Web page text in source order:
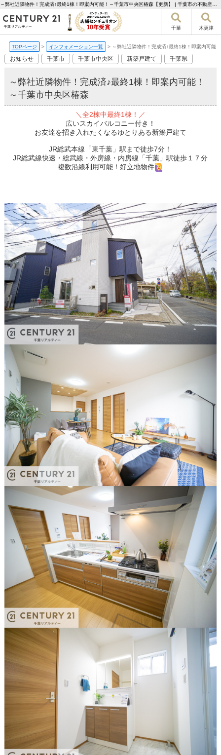
千葉 木更津
TOPページ > インフォメーション一覧 > ～弊社近隣物件！完成済♪最終1棟！即案内可能
お知らせ 千葉市 千葉市中央区 新築戸建て 千葉県
～弊社近隣物件！完成済♪最終1棟！即案内可能！
～千葉市中央区椿森
＼全2棟中最終1棟！／
広いスカイバルコニー付き！
お友達を招き入れたくなるゆとりある新築戸建て
JR総武本線「東千葉」駅まで徒歩7分！
JR総武線快速・総武線・外房線・内房線「千葉」駅徒歩１７分
複数沿線利用可能！好立地物件